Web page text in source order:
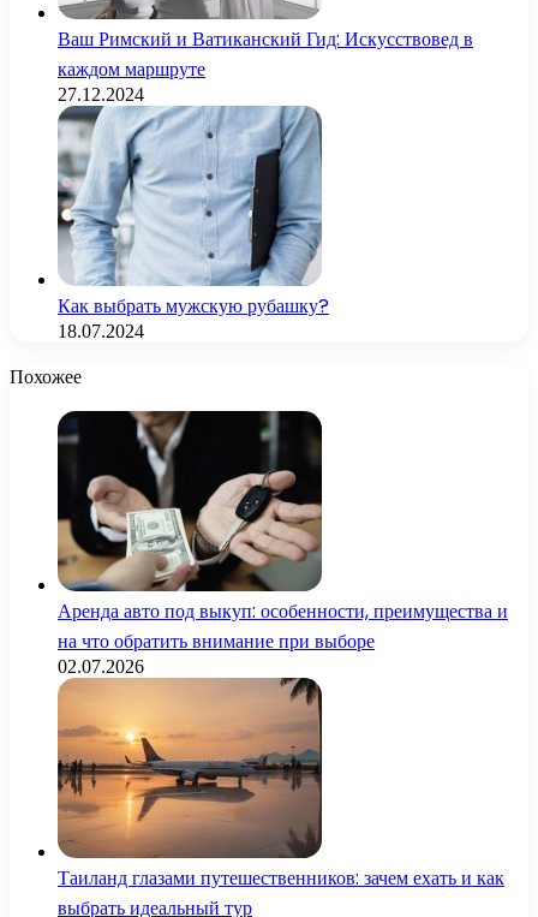
Ваш Римский и Ватиканский Гид: Искусствовед в
каждом маршруте
27.12.2024
Как выбрать мужскую рубашку?
18.07.2024
Похожее
Аренда авто под выкуп: особенности, преимущества и
на что обратить внимание при выборе
02.07.2026
Таиланд глазами путешественников: зачем ехать и как
выбрать идеальный тур